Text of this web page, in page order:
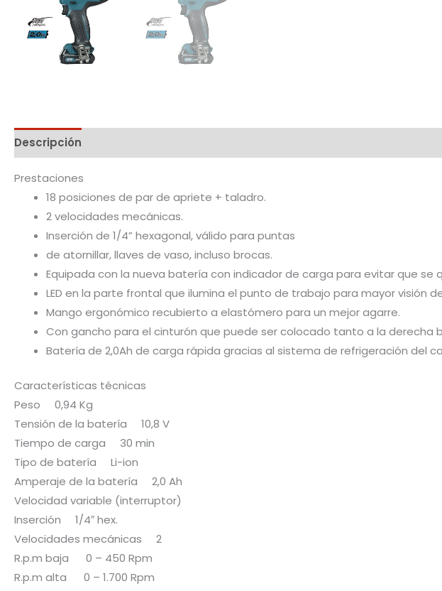
Descripción
Prestaciones
18 posiciones de par de apriete + taladro.
2 velocidades mecánicas.
Inserción de 1/4” hexagonal, válido para puntas
de atornillar, llaves de vaso, incluso brocas.
Equipada con la nueva batería con indicador de carga para evitar que se
LED en la parte frontal que ilumina el punto de trabajo para mayor visión
Mango ergonómico recubierto a elastómero para un mejor agarre.
Con gancho para el cinturón que puede ser colocado tanto a la derecha
Batería de 2,0Ah de carga rápida gracias al sistema de refrigeración del
Características técnicas
Peso 0,94 Kg
Tensión de la batería 10,8 V
Tiempo de carga 30 min
Tipo de batería Li-ion
Amperaje de la batería 2,0 Ah
Velocidad variable (interruptor)
Inserción 1/4″ hex.
Velocidades mecánicas 2
R.p.m baja 0 – 450 Rpm
R.p.m alta 0 – 1.700 Rpm